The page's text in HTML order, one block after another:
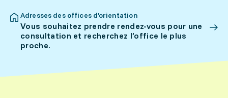
Adresses des offices d’orientation
Vous souhaitez prendre rendez-vous pour une
consultation et recherchez l’office le plus
proche.